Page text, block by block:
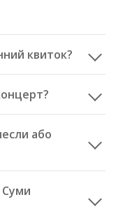
квиток?
або
Суми